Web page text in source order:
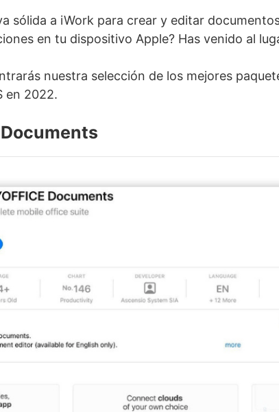
sólida a iWork para crear y editar
en tu dispositivo Apple? Has venido al
nuestra selección de los mejores
en 2022.
Documents